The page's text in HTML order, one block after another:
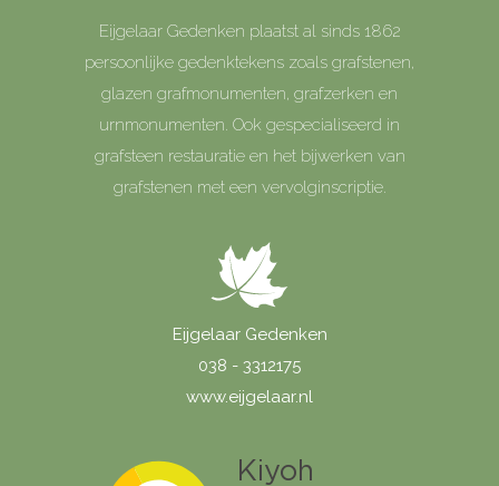
Eijgelaar Gedenken plaatst al sinds 1862
persoonlijke gedenktekens zoals grafstenen,
glazen grafmonumenten, grafzerken en
urnmonumenten. Ook gespecialiseerd in
grafsteen restauratie en het bijwerken van
grafstenen met een vervolginscriptie.
Eijgelaar Gedenken
038 - 3312175
www.eijgelaar.nl